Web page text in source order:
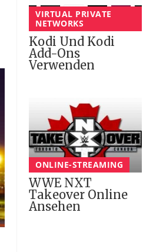
VIRTUAL PRIVATE
NETWORKS
Kodi Und Kodi
Add-Ons
Verwenden
ONLINE-STREAMING
WWE NXT
Takeover Online
Ansehen